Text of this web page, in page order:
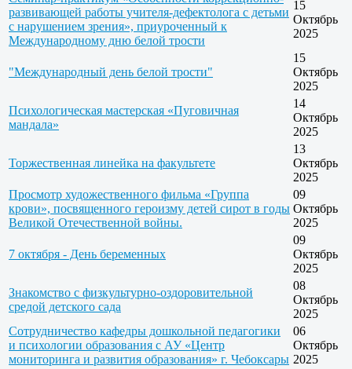
развивающей работы учителя-дефектолога с детьми
с нарушением зрения», приуроченный к
Международному дню белой трости
15
Октябрь
2025
"Международный день белой трости"
15
Октябрь
2025
Психологическая мастерская «Пуговичная
мандала»
14
Октябрь
2025
Торжественная линейка на факультете
13
Октябрь
2025
Просмотр художественного фильма «Группа
крови», посвященного героизму детей сирот в годы
Великой Отечественной войны.
09
Октябрь
2025
7 октября - День беременных
09
Октябрь
2025
Знакомство с физкультурно-оздоровительной
средой детского сада
08
Октябрь
2025
Сотрудничество кафедры дошкольной педагогики
и психологии образования с АУ «Центр
мониторинга и развития образования» г. Чебоксары
06
Октябрь
2025